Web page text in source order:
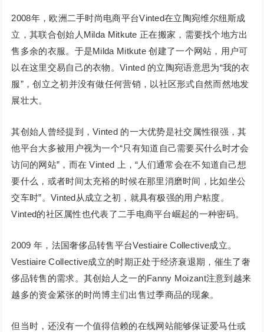
2008年，欧洲二手时尚电商平台Vinted在立陶宛维尔纽斯成
立，其联合创始人Milda Mitkute 正在搬家，需要找个地方出
售多余的衣服。于是Milda Mitkute 创建了一个网站，用户可
以在这里交易自己的衣物。Vinted 的立陶宛语意思为“我的衣
服”，创立之初并没有做任何营销，以社区形式自然而然地发
展壮大。
其创始人曾经提到，Vinted 的一大优势是社交属性很强，其
他平台大多被用户视为一个“只有知道自己需要买什么时才会
访问的网站”，而在 Vinted 上，“人们通常会在不知道自己想
要什么，或者时间太充裕的时候在那里消磨时间，比如坐公
交车时”。Vinted从成立之初，就具有极强的用户粘度。
Vinted的社区属性也代表了二手电商平台崛起的一种密码。
2009 年，法国奢侈品转售平台Vestiaire Collective成立。
Vestiaire Collective成立的时期正处于经济衰退期，催生了奢
侈品转售的需求。其创始人之一的Fanny Moizant注意到越来
越多的资金紧张的时尚博主们出售过季商品的现象。
但当时，还没有一个值得信赖的在线网站能够保证爱马仕或